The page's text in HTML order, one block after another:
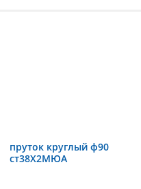
пруток круглый ф90
ст38Х2МЮА